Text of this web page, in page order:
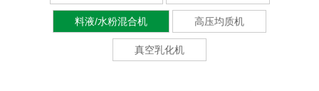
料液/水粉混合机 高压均质机
真空乳化机